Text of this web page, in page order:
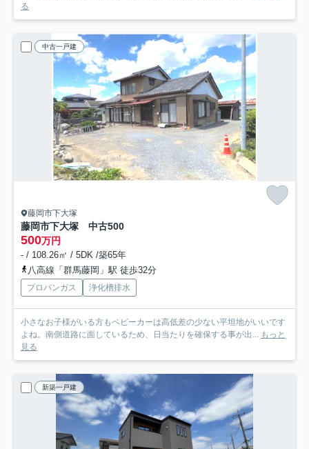
る
中古一戸建
藤岡市下大塚
藤岡市下大塚 中古500
500万円
- / 108.26㎡ / 5DK /築65年
八高線「群馬藤岡」駅 徒歩32分
プロパンガス 浄化槽排水
小さなお子様がいる方もベビーカーは高低差の少ない平坦地がいいです
よね。南側道路に面しているため、日当たりを確保する事が出... もっと
見る
新築一戸建